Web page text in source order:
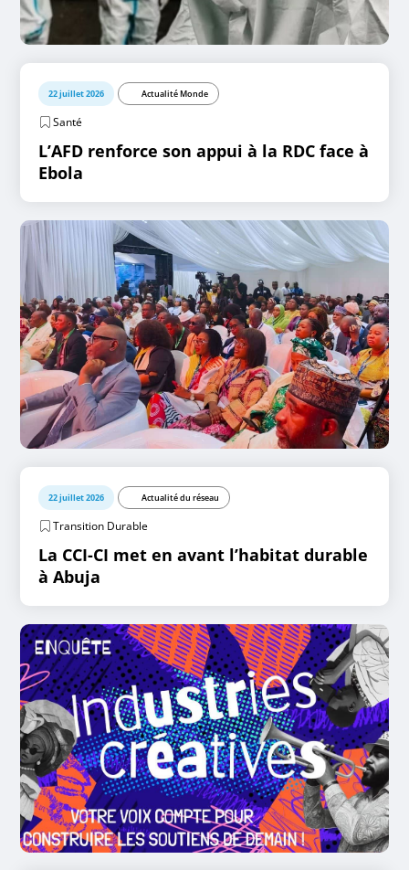
22 juillet 2026 Actualité Monde
Santé
L’AFD renforce son appui à la RDC face à
Ebola
22 juillet 2026 Actualité du réseau
Transition Durable
La CCI-CI met en avant l’habitat durable
à Abuja